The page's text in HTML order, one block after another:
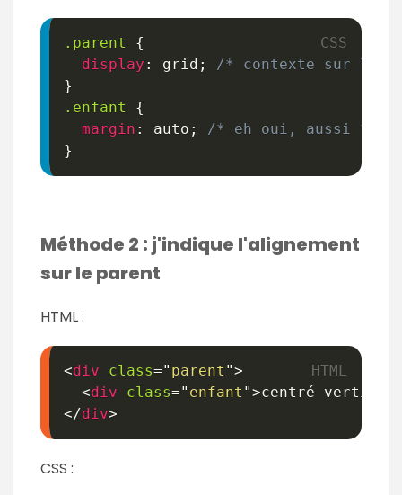
.parent
{
display : grid ;
/* contexte sur le
}
.enfant
{
margin : auto ;
/* eh oui, aussi */
}
Méthode 2 : j'indique l'alignement
sur le parent
HTML :
<div class=" parent ">
<div class=" enfant ">centré
</div>
CSS :